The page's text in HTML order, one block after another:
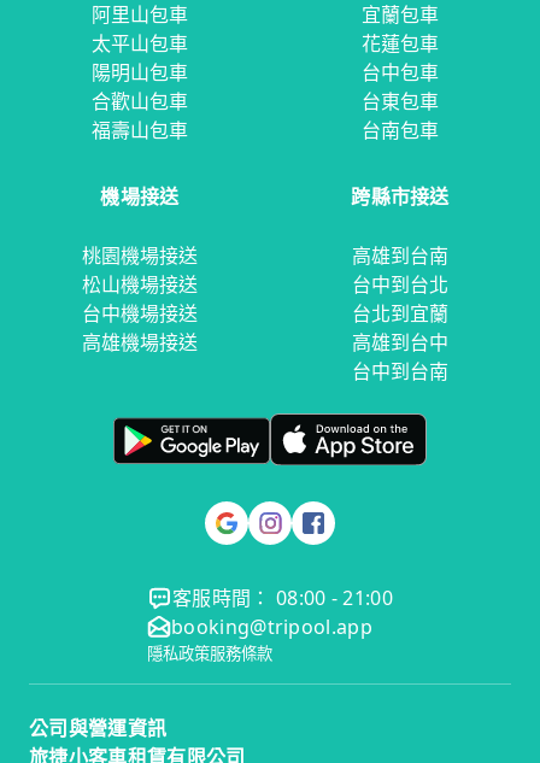
阿里山包車
太平山包車
陽明山包車
合歡山包車
福壽山包車
宜蘭包車
花蓮包車
台中包車
台東包車
台南包車
機場接送
桃園機場接送
松山機場接送
台中機場接送
高雄機場接送
跨縣市接送
高雄到台南
台中到台北
台北到宜蘭
高雄到台中
台中到台南
客服時間： 08:00 - 21:00
booking@tripool.app
隱私政策服務條款
公司與營運資訊
旅捷小客車租賃有限公司